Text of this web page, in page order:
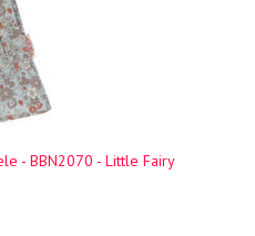
- BBN2070 - Little Fairy